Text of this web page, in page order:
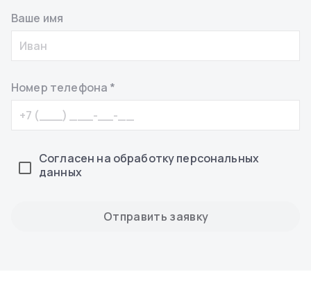
Ваше имя
Номер телефона *
Согласен на обработку персональных
данных
Отправить заявку